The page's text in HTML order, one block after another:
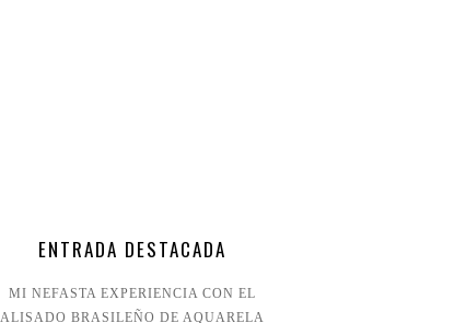
ENTRADA DESTACADA
MI NEFASTA EXPERIENCIA CON EL
ALISADO BRASILEÑO DE AQUARELA